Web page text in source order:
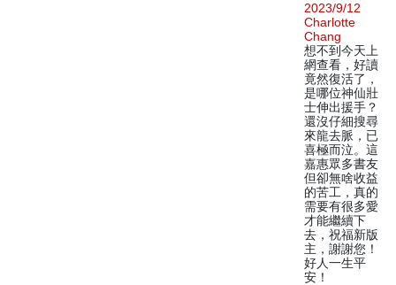
2023/9/12
Charlotte
Chang
想不到今天上
網查看，好讀
竟然復活了，
是哪位神仙壯
士伸出援手？
還沒仔細搜尋
來龍去脈，已
喜極而泣。這
嘉惠眾多書友
但卻無啥收益
的苦工，真的
需要有很多愛
才能繼續下
去，祝福新版
主，謝謝您！
好人一生平
安！